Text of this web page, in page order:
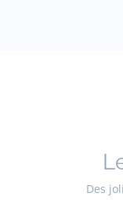
Des